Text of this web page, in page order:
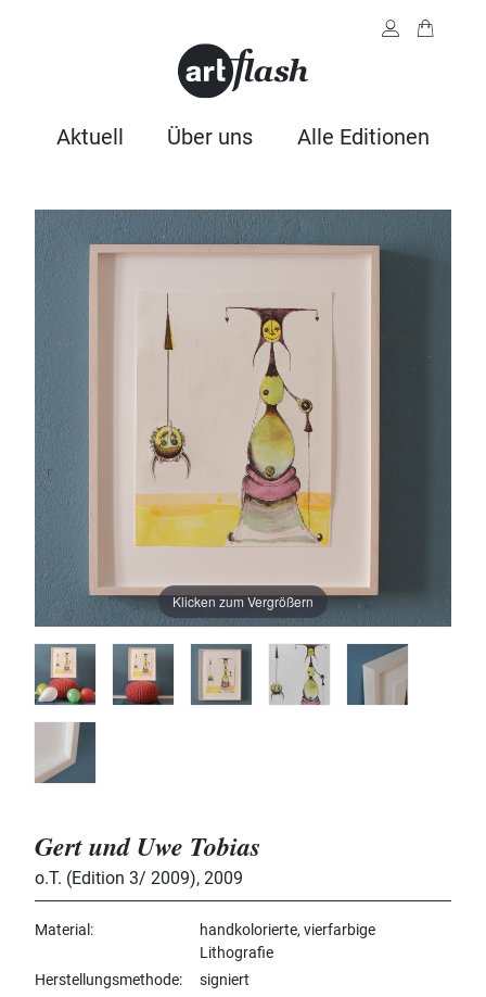
Aktuell Über uns Alle Editionen
Klicken zum Vergrößern
Gert und Uwe Tobias
o.T. (Edition 3/ 2009), 2009
Material
handkolorierte, vierfarbige
Lithografie
Herstellungsmethode
signiert